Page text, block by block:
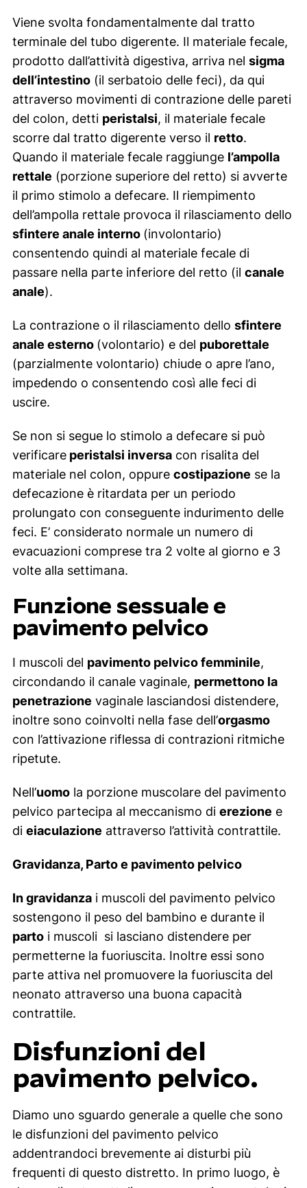
Viene svolta fondamentalmente dal tratto
terminale del tubo digerente. Il materiale fecale,
prodotto dall’attività digestiva, arriva nel sigma
dell’intestino(il serbatoio delle feci), da qui
attraverso movimenti di contrazione delle pareti
del colon, detti peristalsi, il materiale fecale
scorre dal tratto digerente verso il retto.
Quando il materiale fecale raggiunge l’ampolla
rettale (porzione superiore del retto) si avverte
il primo stimolo a defecare. Il riempimento
dell’ampolla rettale provoca il rilasciamento dello
sfintere anale interno (involontario)
consentendo quindi al materiale fecale di
passare nella parte inferiore del retto (il canale
anale).
La contrazione o il rilasciamento dello sfintere
anale esterno (volontario) e del puborettale
(parzialmente volontario) chiude o apre l’ano,
impedendo o consentendo così alle feci di
uscire.
Se non si segue lo stimolo a defecare si può
verificareperistalsi inversacon risalita del
materiale nel colon, oppure costipazione se la
defecazione è ritardata per un periodo
prolungato con conseguente indurimento delle
feci. E’ considerato normale un numero di
evacuazioni comprese tra 2 volte al giorno e 3
volte alla settimana.
Funzione sessuale e
pavimento pelvico
I muscoli del pavimento pelvico femminile,
circondando il canale vaginale, permettono la
penetrazione vaginale lasciandosi distendere,
inoltre sono coinvolti nella fase dell’orgasmo
con l’attivazione riflessa di contrazioni ritmiche
ripetute.
Nell’uomola porzione muscolare del pavimento
pelvico partecipa al meccanismo di erezione e
di eiaculazione attraverso l’attività contrattile.
Gravidanza, Parto e pavimento pelvico
In gravidanzai muscoli del pavimento pelvico
sostengono il peso del bambino e durante il
partoi muscoli si lasciano distendere per
permetterne la fuoriuscita. Inoltre essi sono
parte attiva nel promuovere la fuoriuscita del
neonato attraverso una buona capacità
contrattile.
Disfunzioni del
pavimento pelvico.
Diamo uno sguardo generale a quelle che sono
le disfunzioni del pavimento pelvico
addentrandoci brevemente ai disturbi più
frequenti di questo distretto. In primo luogo, è